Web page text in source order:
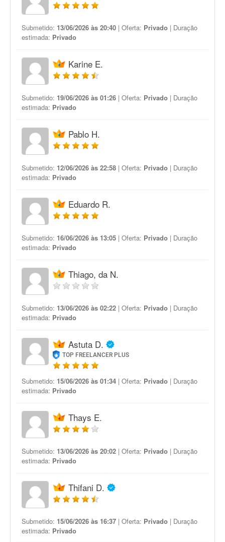
Submetido: 13/06/2026 às 20:40 | Oferta: Privado | Duração
estimada: Privado
Karine E.
Submetido: 19/06/2026 às 01:26 | Oferta: Privado | Duração
estimada: Privado
Pablo H.
Submetido: 12/06/2026 às 22:58 | Oferta: Privado | Duração
estimada: Privado
Eduardo R.
Submetido: 16/06/2026 às 13:05 | Oferta: Privado | Duração
estimada: Privado
Thiago, da N.
Submetido: 13/06/2026 às 02:22 | Oferta: Privado | Duração
estimada: Privado
Astuta D.
TOP FREELANCER PLUS
Submetido: 15/06/2026 às 01:34 | Oferta: Privado | Duração
estimada: Privado
Thays E.
Submetido: 13/06/2026 às 20:02 | Oferta: Privado | Duração
estimada: Privado
Thifani D.
Submetido: 15/06/2026 às 16:37 | Oferta: Privado | Duração
estimada: Privado